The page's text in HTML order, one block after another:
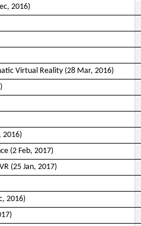
2016)
Virtual Reality (28 Mar, 2016)
2016)
(2 Feb, 2017)
(25 Jan, 2017)
2016)